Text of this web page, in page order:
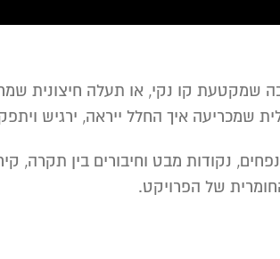
שמקטעת קו נקי, או תעלה חיצונית
שמכריעה איך החלל ייראה, ירגיש
נקודות מבט וחיבורים בין תקרה,
של הפרויקט.